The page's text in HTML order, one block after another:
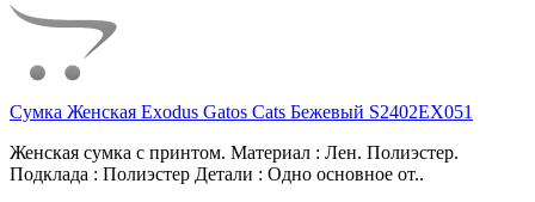
Сумка Женская Exodus Gatos Cats Бежевый S2402EX051
Женская сумка с принтом. Материал : Лен. Полиэстер.
Подклада : Полиэстер Детали : Одно основное от..